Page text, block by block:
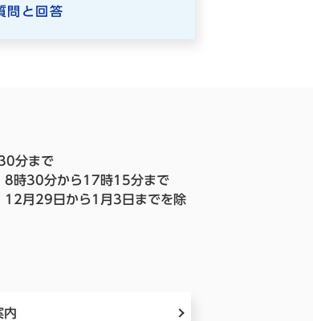
問と回答
分まで
8時30分から17時15分まで
12月29日から1月3日までを除
内